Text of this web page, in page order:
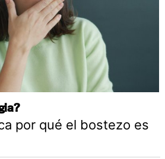
por qué el bostezo es